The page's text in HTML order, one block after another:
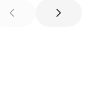
chevron_left chevron_right